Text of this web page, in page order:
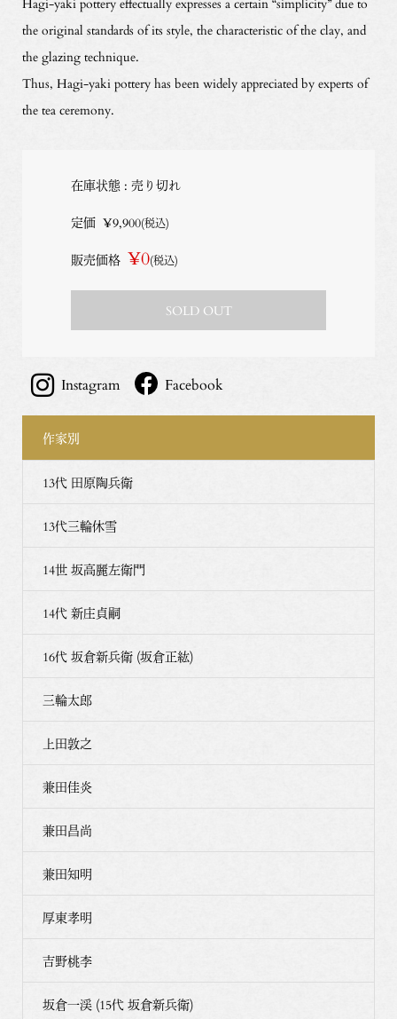
the original standards of its style, the characteristic of the clay, and
the glazing technique.
Thus, Hagi-yaki pottery has been widely appreciated by experts of
the tea ceremony.
在庫状態 : 売り切れ
定価 ¥9,900(税込)
販売価格 ¥0(税込)
SOLD OUT
Instagram Facebook
作家別
13代 田原陶兵衛
13代三輪休雪
14世 坂高麗左衛門
14代 新庄貞嗣
16代 坂倉新兵衛 (坂倉正紘)
三輪太郎
上田敦之
兼田佳炎
兼田昌尚
兼田知明
厚東孝明
吉野桃李
坂倉一渓 (15代 坂倉新兵衛)